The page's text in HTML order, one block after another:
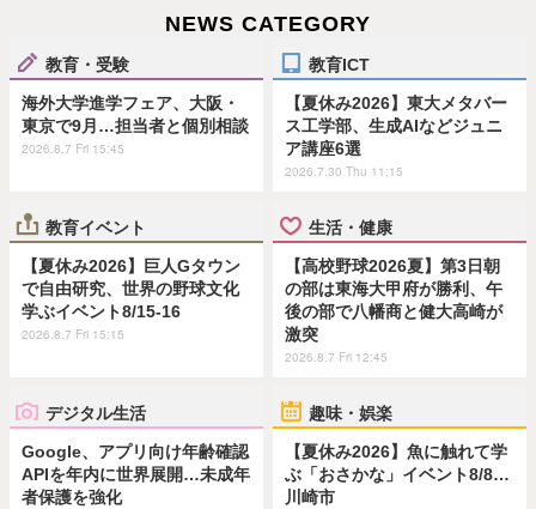
NEWS CATEGORY
教育・受験
海外大学進学フェア、大阪・
東京で9月…担当者と個別相談
2026.8.7 Fri 15:45
教育ICT
【夏休み2026】東大メタバー
ス工学部、生成AIなどジュニ
ア講座6選
2026.7.30 Thu 11:15
教育イベント
【夏休み2026】巨人Gタウン
で自由研究、世界の野球文化
学ぶイベント8/15-16
2026.8.7 Fri 15:15
生活・健康
【高校野球2026夏】第3日朝
の部は東海大甲府が勝利、午
後の部で八幡商と健大高崎が
激突
2026.8.7 Fri 12:45
デジタル生活
Google、アプリ向け年齢確認
APIを年内に世界展開…未成年
者保護を強化
趣味・娯楽
【夏休み2026】魚に触れて学
ぶ「おさかな」イベント8/8…
川崎市